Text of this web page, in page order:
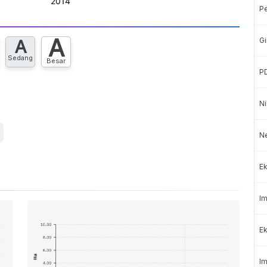
A
Sedang A
Besar